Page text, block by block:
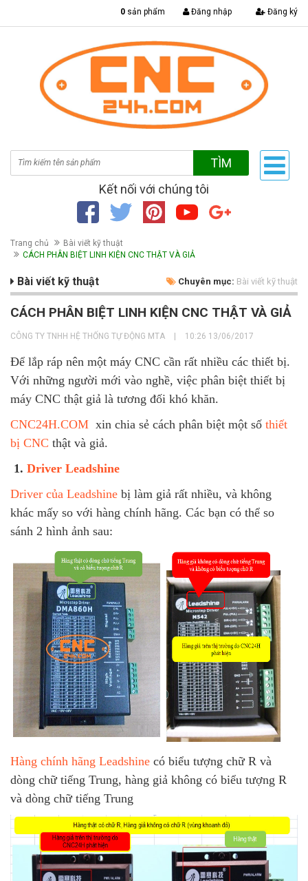
0 sản phẩm Đăng nhập Đăng ký
TÌM
Kết nối với chúng tôi
Trang chủ
Bài viết kỹ thuật
CÁCH PHÂN BIỆT LINH KIỆN CNC THẬT VÀ GIẢ
Bài viết kỹ thuật Chuyên mục: Bài viết kỹ thuật
CÁCH PHÂN BIỆT LINH KIỆN CNC THẬT VÀ GIẢ
CÔNG TY TNHH HỆ THỐNG TỰ ĐỘNG MTA 10:26 13/06/2017
Để lắp ráp nên một máy CNC cần rất nhiều các thiết bị.
Với những người mới vào nghề, việc phân biệt thiết bị
máy CNC thật giả là tương đối khó khăn.
CNC24H.COM xin chia sẻ cách phân biệt một số thiết
bị CNC thật và giả.
1. Driver Leadshine
Driver của Leadshine bị làm giả rất nhiều, và không
khác mấy so với hàng chính hãng. Các bạn có thể so
sánh 2 hình ảnh sau:
Hàng chính hãng Leadshine có biểu tượng chữ R và
dòng chữ tiếng Trung, hàng giả không có biểu tượng R
và dòng chữ tiếng Trung